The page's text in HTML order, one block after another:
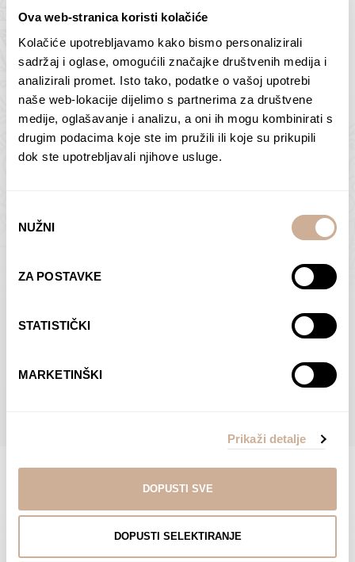
Ova web-stranica koristi kolačiće
Kolačiće upotrebljavamo kako bismo personalizirali
sadržaj i oglase, omogućili značajke društvenih medija i
analizirali promet. Isto tako, podatke o vašoj upotrebi
naše web-lokacije dijelimo s partnerima za društvene
medije, oglašavanje i analizu, a oni ih mogu kombinirati s
drugim podacima koje ste im pružili ili koje su prikupili
dok ste upotrebljavali njihove usluge.
pristanka
NUŽNI
ZA POSTAVKE
STATISTIČKI
MARKETINŠKI
Prikaži detalje
DOPUSTI SVE
DOPUSTI SELEKTIRANJE
Butan – ljudi 2
75,00€ – 138,00€Raspon
cijena:
od
75,00 €
138,00 €
ODABERI OPCIJE
Antarktika – krajolik
2
75,00€ – 138,00€Raspon
cijena:
od
ODABERI OPCIJE
Dolac
ODABERI OPCIJE
Moreškanti – sjena
€Raspon
od
75,00 €
do
138,00 €
ODABERI OPCIJE
POGLEDAJTE SVE PROIZVODE U OVOJ KATEGORIJI
Limited Edition Fotografije